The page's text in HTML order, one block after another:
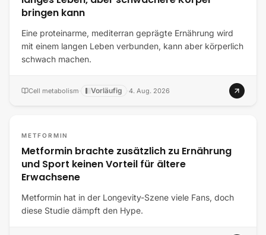
bringen kann
Eine proteinarme, mediterran geprägte Ernährung wird
mit einem langen Leben verbunden, kann aber körperlich
schwach machen.
Cell metabolism· Vorläufig ·4. Aug. 2026
METFORMIN
Metformin brachte zusätzlich zu Ernährung
und Sport keinen Vorteil für ältere
Erwachsene
Metformin hat in der Longevity-Szene viele Fans, doch
diese Studie dämpft den Hype.